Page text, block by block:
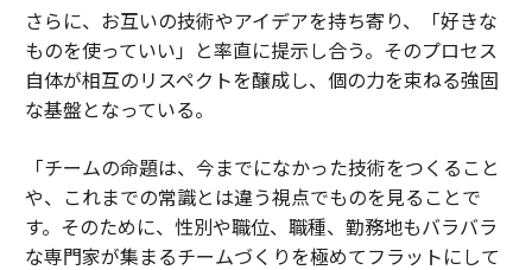
さらに、お互いの技術やアイデアを持ち寄り、「好きな
ものを使っていい」と率直に提示し合う。そのプロセス
自体が相互のリスペクトを醸成し、個の力を束ねる強固
な基盤となっている。
「チームの命題は、今までになかった技術をつくること
や、これまでの常識とは違う視点でものを見ることで
す。そのために、性別や職位、職種、勤務地もバラバラ
な専門家が集まるチームづくりを極めてフラットにして